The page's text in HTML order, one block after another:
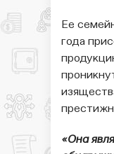
Ее
года
«Она